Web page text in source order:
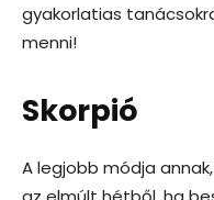
gyakorlatias
menni!
Skorpió
A legjobb módja